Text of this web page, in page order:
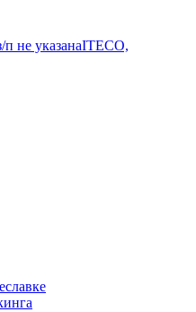
п не указанаITECO,